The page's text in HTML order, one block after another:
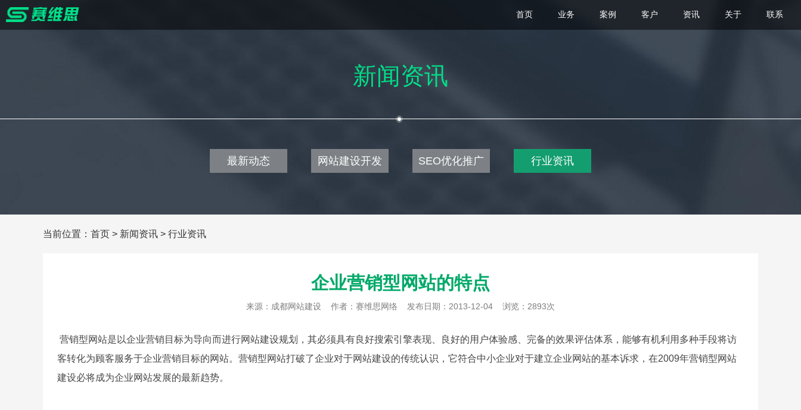
首页 业务 案例 客户 资讯 关于 联系
新闻资讯
最新动态 网站建设开发 SEO优化推广 行业资讯
当前位置： 首页 > 新闻资讯 > 行业资讯
企业营销型网站的特点
来源： 成都网站建设 作者：赛维思网络 发布日期：2013-12-04 浏览：2893次
营销型网站是以企业营销目标为导向而进行网站建设规划，其必须具有良好搜索引擎表现、良好的用户体验感、完备的效果评估体系，能够有机利用多种手段将访
客转化为顾客服务于企业营销目标的网站。营销型网站打破了企业对于网站建设的传统认识，它符合中小企业对于建立企业网站的基本诉求，在2009年营销型网站
建设必将成为企业网站发展的最新趋势。